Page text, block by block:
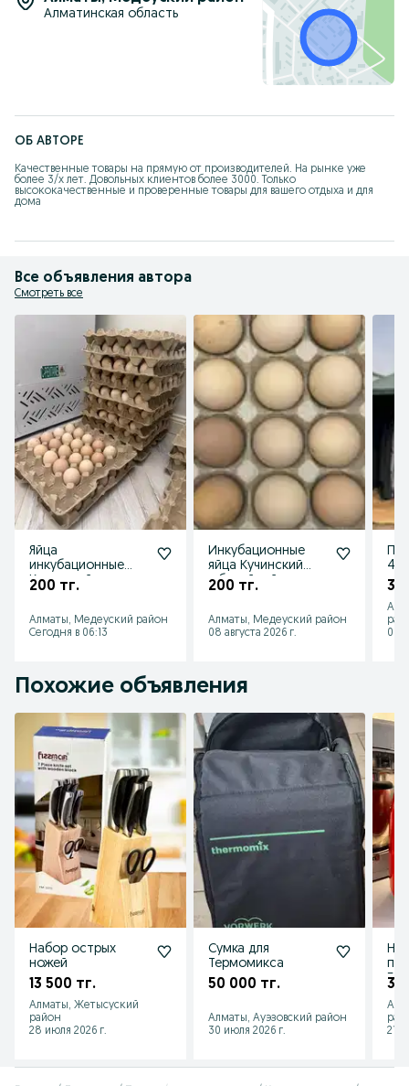
Алматинская область
ОБ АВТОРЕ
Качественные товары на прямую от производителей. На рынке уже
более 3/х лет. Довольных клиентов более 3000. Только
высококачественные и проверенные товары для вашего отдыха и для
дома
Все объявления автора
Смотреть все
Яйца
инкубационные
Кучинский
200 тг.
Алматы, Медеуский район
Сегодня в 06:13
Инкубационные
яйца Кучинский
юбилейный
200 тг.
Алматы, Медеуский район
08 августа 2026 г.
08
Похожие объявления
Набор острых
ножей
13 500 тг.
Алматы, Жетысуский
район
28 июля 2026 г.
Сумка для
Термомикса
50 000 тг.
Алматы, Ауэзовский район
30 июля 2026 г.
30
21